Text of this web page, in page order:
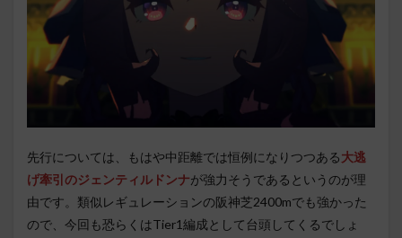
先行については、もはや中距離では恒例になりつつある大逃
げ牽引のジェンティルドンナが強力そうであるというのが理
由です。類似レギュレーションの阪神芝2400mでも強かった
ので、今回も恐らくはTier1編成として台頭してくるでしょ